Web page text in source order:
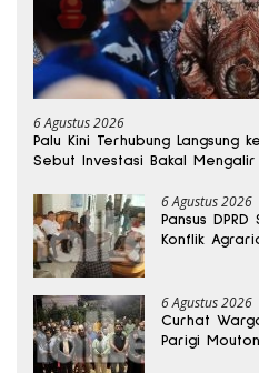
6 Agustus 2026
Palu Kini Terhubung Langsung
Sebut Investasi Bakal Mengalir
6 Agustus 2026
Pansus
Konflik
6 Agustus 2026
Curhat
Parigi